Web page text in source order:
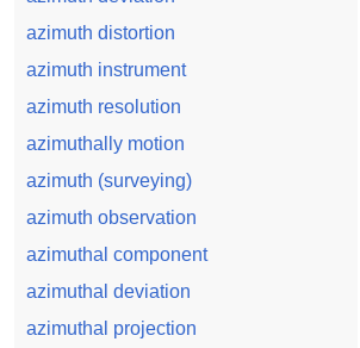
azimuth distortion
azimuth instrument
azimuth resolution
azimuthally motion
azimuth (surveying)
azimuth observation
azimuthal component
azimuthal deviation
azimuthal projection